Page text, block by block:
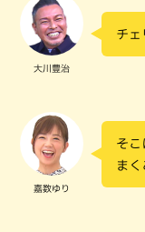
大川豊治
チェ
嘉数ゆり
そこ
まく